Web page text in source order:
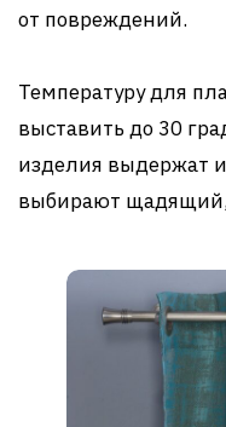
от повреждений.
Температуру для
выставить до 30
изделия выдержат
выбирают